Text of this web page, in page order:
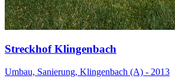
Streckhof Klingenbach
Umbau, Sanierung, Klingenbach (A) - 2013